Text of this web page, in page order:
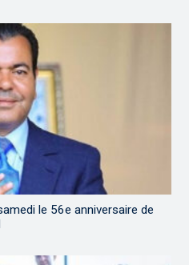
le 56e anniversaire de